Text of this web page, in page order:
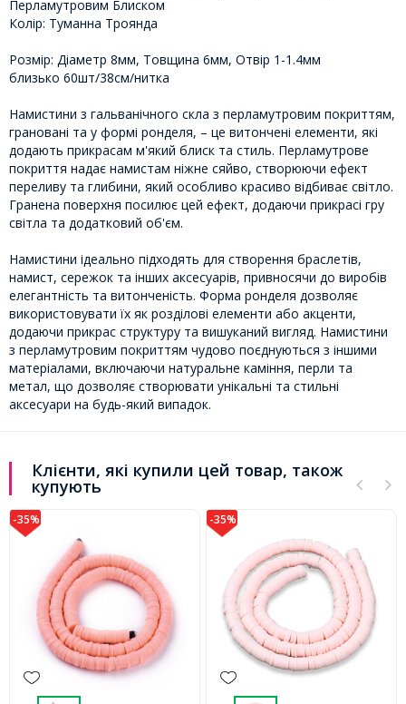
Перламутровим Блиском
Колір: Туманна Троянда
Розмір: Діаметр 8мм, Товщина 6мм, Отвір 1-1.4мм
близько 60шт/38см/нитка
Намистини з гальванічного скла з перламутровим покриттям,
грановані та у формі ронделя, – це витончені елементи, які
додають прикрасам м'який блиск та стиль. Перламутрове
покриття надає намистам ніжне сяйво, створюючи ефект
переливу та глибини, який особливо красиво відбиває світло.
Гранена поверхня посилює цей ефект, додаючи прикрасі гру
світла та додатковий об'єм.
Намистини ідеально підходять для створення браслетів,
намист, сережок та інших аксесуарів, привносячи до виробів
елегантність та витонченість. Форма ронделя дозволяє
використовувати їх як розділові елементи або акценти,
додаючи прикрас структуру та вишуканий вигляд. Намистини
з перламутровим покриттям чудово поєднуються з іншими
матеріалами, включаючи натуральне каміння, перли та
метал, що дозволяє створювати унікальні та стильні
аксесуари на будь-який випадок.
Клієнти, які купили цей товар, також
купують
-35% -35%